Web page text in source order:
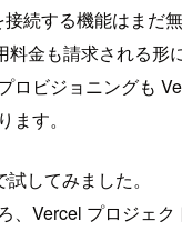
続する機能はまだ
料金も請求される形
ロビジョニングも
ます。
してみました。
、Vercel プロジェク